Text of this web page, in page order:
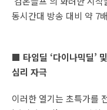
동시간대 방송 대비 약 7
■ 타임딜 ‘다이나믹딜’
심리 자극
이러한 열기는 초특가를